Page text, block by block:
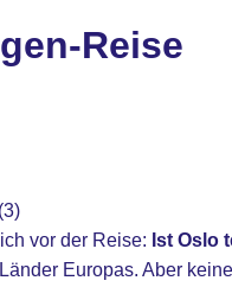
Reise
(3)
vor der Reise: Ist Oslo
Europas. Aber